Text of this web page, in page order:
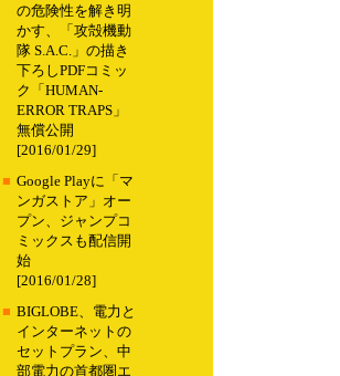
の危険性を解き明
かす、「攻殻機動
隊 S.A.C.」の描き
下ろしPDFコミッ
ク「HUMAN-
ERROR TRAPS」
無償公開
[2016/01/29]
■ Google Playに「マ
ンガストア」オー
プン、ジャンプコ
ミックスも配信開
始
[2016/01/28]
■ BIGLOBE、電力と
インターネットの
セットプラン、中
部電力の首都圏エ